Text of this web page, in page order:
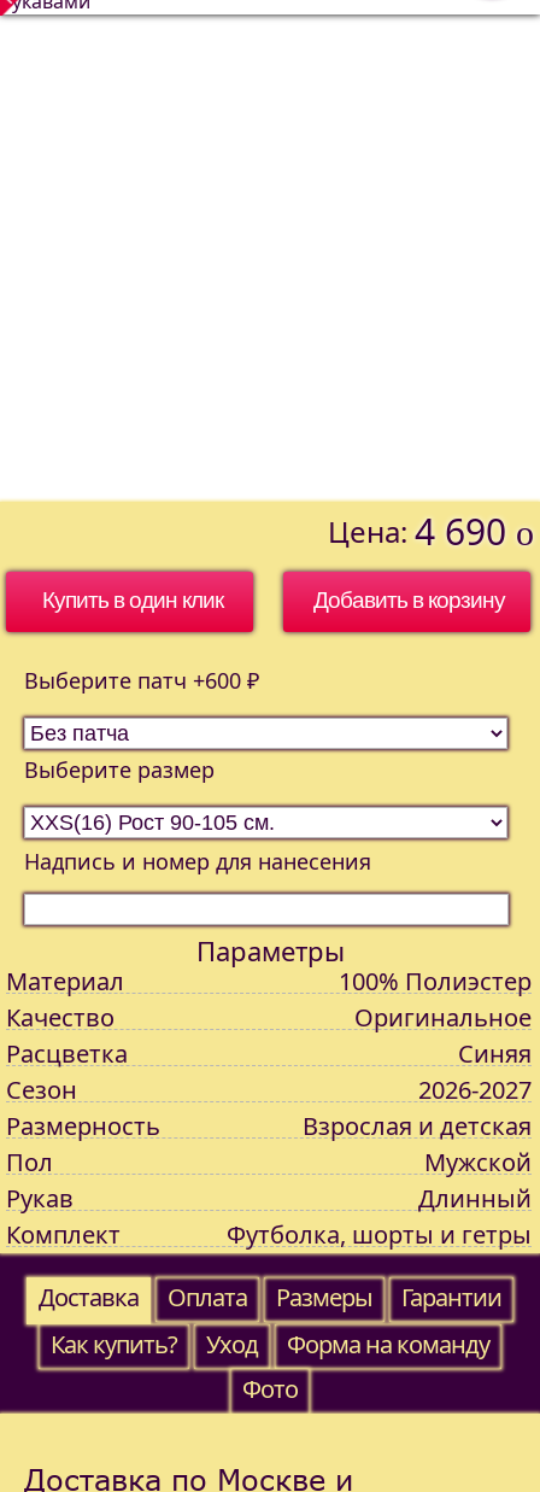
Цена: 4 690 o
Купить в один клик
Выберите патч +600 ₽
Выберите размер
Надпись и номер для нанесения
Параметры
Материал
100% Полиэстер
Качество
Оригинальное
Расцветка
Синяя
Сезон
2026-2027
Размерность
Взрослая и детская
Пол
Мужской
Рукав
Длинный
Комплект
Футболка, шорты и гетры
Доставка
Оплата Размеры
Гарантии
Как купить?
Уход
Форма на команду
Фото
Доставка по Москве и